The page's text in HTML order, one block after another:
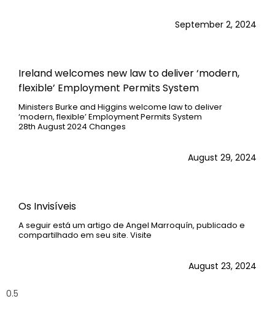
September 2, 2024
Ireland welcomes new law to deliver ‘modern,
flexible’ Employment Permits System
Ministers Burke and Higgins welcome law to deliver
‘modern, flexible’ Employment Permits System
28th August 2024 Changes
August 29, 2024
Os Invisíveis
A seguir está um artigo de Angel Marroquín, publicado e
compartilhado em seu site. Visite
August 23, 2024